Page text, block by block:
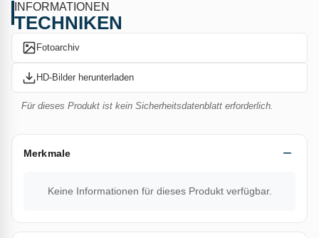
ausgezeichnetes Preis-/Leistungsverhältnis.
Becherdurchmesser (mm): 60
Gewicht (g): 363
Gasdurchfluss (g/Std.): 7390 bei 4 bar
INFORMATIONEN
TECHNIKEN
Fotoarchiv
HD-Bilder herunterladen
Für dieses Produkt ist kein Sicherheitsdatenblatt erforderlich.
Merkmale
Keine Informationen für dieses Produkt verfügbar.